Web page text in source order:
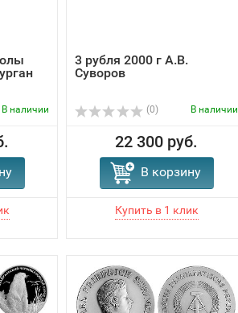
В наличии
3 рубля 2000 г А.В.
Суворов
(0) В наличии
22 300 руб.
В корзину